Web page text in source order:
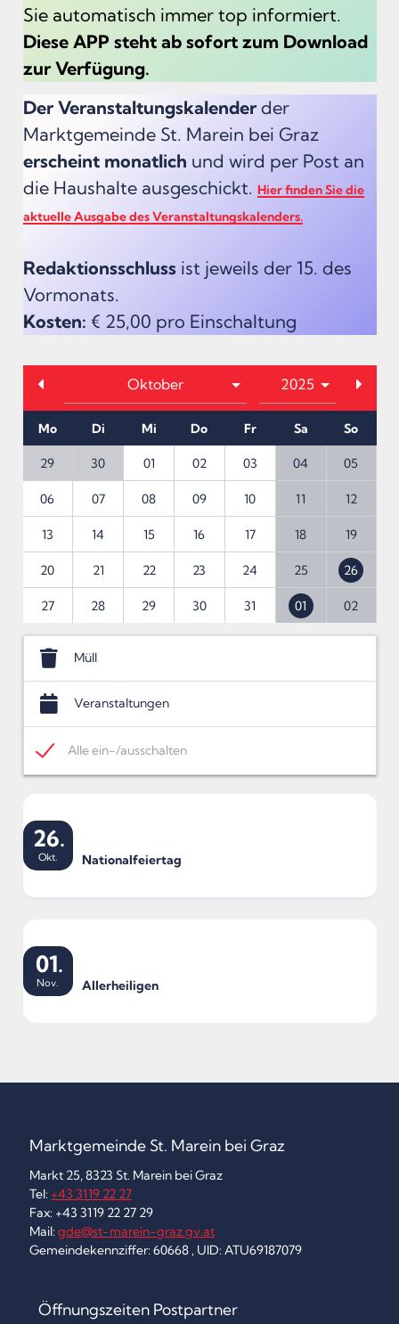
Sie automatisch immer top informiert.
Diese APP steht ab sofort zum Download
zur Verfügung.
Der Veranstaltungskalenderder
Marktgemeinde St. Marein bei Graz
erscheint monatlich und wird per Post an
die Haushalte ausgeschickt. Hier finden Sie die
aktuelle Ausgabe des Veranstaltungskalenders.
Redaktionsschluss ist jeweils der 15. des
Vormonats.
Kosten: € 25,00 pro Einschaltung
Mo Di Mi Do Fr Sa So
29 30 01 02 03 04 05
06 07 08 09 10 11 12
13 14 15 16 17 18 19
20 21 22 23 24 25 26
27 28 29 30 31 01 02
Müll
Veranstaltungen
Alle ein-/ausschalten
26.
Okt. Nationalfeiertag
01.
Nov. Allerheiligen
Marktgemeinde St. Marein bei Graz
Markt 25, 8323 St. Marein bei Graz
Tel: +43 3119 22 27
Fax: +43 3119 22 27 29
Mail:gde@st-marein-graz.gv.at
Gemeindekennziffer: 60668 , UID: ATU69187079
Öffnungszeiten Postpartner